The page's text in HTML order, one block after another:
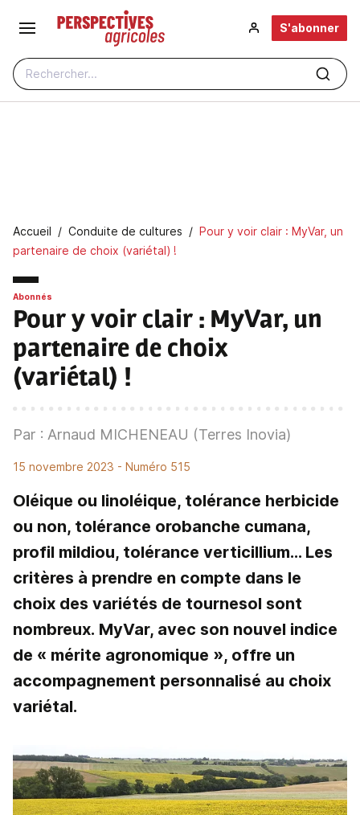
Aller au contenu principal
Rechercher...
S'abonner
Fil d'Ariane
Accueil Conduite de cultures
Pour y voir clair : MyVar, un
partenaire de choix (variétal) !
Abonnés
Pour y voir clair : MyVar, un
partenaire de choix
(variétal) !
Par : Arnaud MICHENEAU (Terres Inovia)
15 novembre 2023 - Numéro 515
Oléique ou linoléique, tolérance herbicide
ou non, tolérance orobanche cumana,
profil mildiou, tolérance verticillium... Les
critères à prendre en compte dans le
choix des variétés de tournesol sont
nombreux. MyVar, avec son nouvel indice
de « mérite agronomique », offre un
accompagnement personnalisé au choix
variétal.